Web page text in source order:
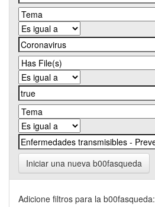
Iniciar una nueva b00fasqueda
Adicione filtros para la b00fasqueda: